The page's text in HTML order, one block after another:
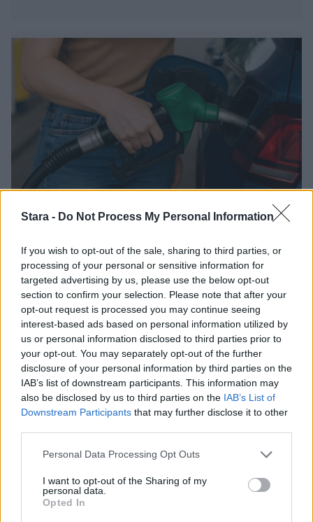
Stara - Do Not Process My Personal Information
If you wish to opt-out of the sale, sharing to third parties, or
processing of your personal or sensitive information for
targeted advertising by us, please use the below opt-out
section to confirm your selection. Please note that after your
opt-out request is processed you may continue seeing
interest-based ads based on personal information utilized by
us or personal information disclosed to third parties prior to
your opt-out. You may separately opt-out of the further
disclosure of your personal information by third parties on the
IAB’s list of downstream participants. This information may
also be disclosed by us to third parties on the IAB’s List of
Downstream Participants that may further disclose it to other
Personal Data Processing Opt Outs
I want to opt-out of the Sharing of my
personal data.
Opted In
Uutiset
24.3.2026, 15:15
Nyt jyrähti Autoliitto:
”Polttoaineen hinnannousu näkyy
kohta kaikessa”